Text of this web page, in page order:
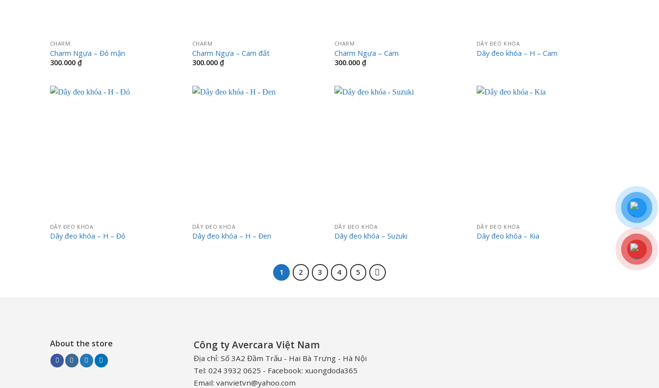
CHARM
Charm Ngựa – Đỏ mận
300.000 ₫
CHARM
Charm Ngựa – Cam đất
300.000 ₫
CHARM
Charm Ngựa – Cam
300.000 ₫
DÂY ĐEO KHÓA
Dây đeo khóa – H – Cam
DÂY ĐEO KHÓA
Dây đeo khóa – H – Đỏ
DÂY ĐEO KHÓA
Dây đeo khóa – H – Đen
DÂY ĐEO KHÓA
Dây đeo khóa – Suzuki
DÂY ĐEO KHÓA
Dây đeo khóa – Kia
1 2 3 4 5
About the store Công ty Avercara Việt Nam
Địa chỉ: Số 3A2 Đầm Trấu - Hai Bà Trưng - Hà Nội
Tel: 024 3932 0625 - Facebook: xuongdoda365
Email: vanvietvn@yahoo.com